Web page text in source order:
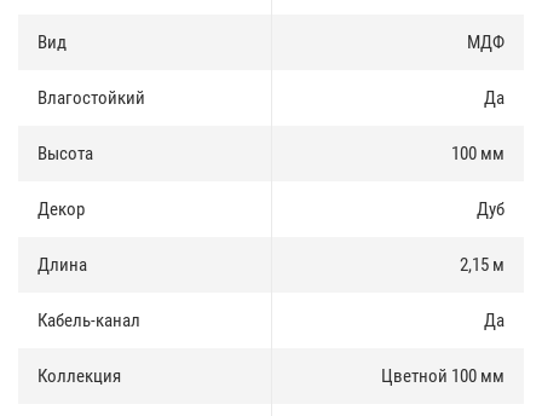
продается как оптом так и в розницу. Купить плинтус можно за
наличные и по безналичному расчету.
Доставка по Москве и Московской области осуществлятся
транспортные компании.
Вид МДФ
Влагостойкий Да
Высота 100 мм
Декор Дуб
Длина 2,15 м
Кабель-канал Да
Коллекция Цветной 100 мм